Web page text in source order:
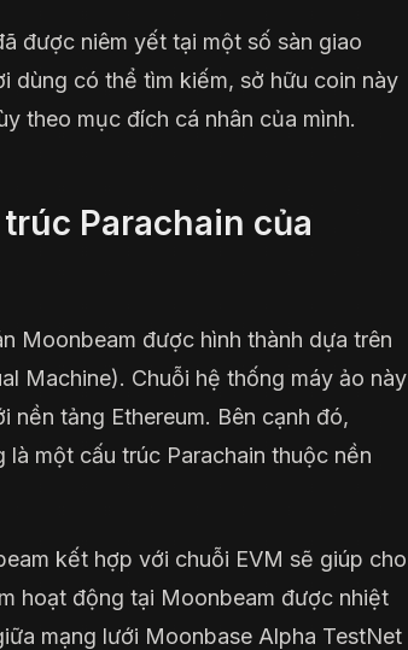
được niêm yết tại một số sàn giao
dùng có thể tìm kiếm, sở hữu coin này
theo mục đích cá nhân của mình.
Parachain của
Moonbeam được hình thành dựa trên
Machine). Chuỗi hệ thống máy ảo này
nền tảng Ethereum. Bên cạnh đó,
một cấu trúc Parachain thuộc nền
kết hợp với chuỗi EVM sẽ giúp cho
hoạt động tại Moonbeam được nhiệt
mạng lưới Moonbase Alpha TestNet